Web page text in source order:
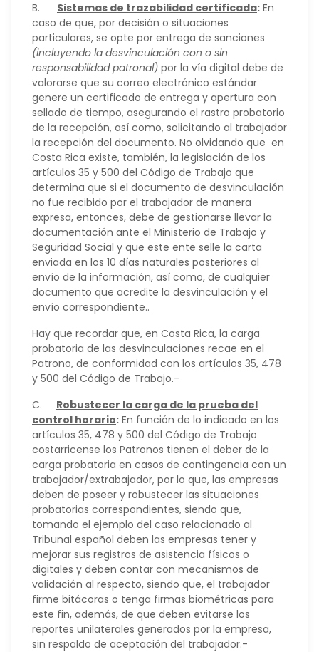
B. Sistemas de trazabilidad certificada: En
caso de que, por decisión o situaciones
particulares, se opte por entrega de sanciones
(incluyendo la desvinculación con o sin
responsabilidad patronal) por la vía digital debe de
valorarse que su correo electrónico estándar
genere un certificado de entrega y apertura con
sellado de tiempo, asegurando el rastro probatorio
de la recepción, así como, solicitando al trabajador
la recepción del documento. No olvidando que en
Costa Rica existe, también, la legislación de los
artículos 35 y 500 del Código de Trabajo que
determina que si el documento de desvinculación
no fue recibido por el trabajador de manera
expresa, entonces, debe de gestionarse llevar la
documentación ante el Ministerio de Trabajo y
Seguridad Social y que este ente selle la carta
enviada en los 10 días naturales posteriores al
envío de la información, así como, de cualquier
documento que acredite la desvinculación y el
envío correspondiente..
Hay que recordar que, en Costa Rica, la carga
probatoria de las desvinculaciones recae en el
Patrono, de conformidad con los artículos 35, 478
y 500 del Código de Trabajo.-
C. Robustecer la carga de la prueba del
control horario: En función de lo indicado en los
artículos 35, 478 y 500 del Código de Trabajo
costarricense los Patronos tienen el deber de la
carga probatoria en casos de contingencia con un
trabajador/extrabajador, por lo que, las empresas
deben de poseer y robustecer las situaciones
probatorias correspondientes, siendo que,
tomando el ejemplo del caso relacionado al
Tribunal español deben las empresas tener y
mejorar sus registros de asistencia físicos o
digitales y deben contar con mecanismos de
validación al respecto, siendo que, el trabajador
firme bitácoras o tenga firmas biométricas para
este fin, además, de que deben evitarse los
reportes unilaterales generados por la empresa,
sin respaldo de aceptación del trabajador.-